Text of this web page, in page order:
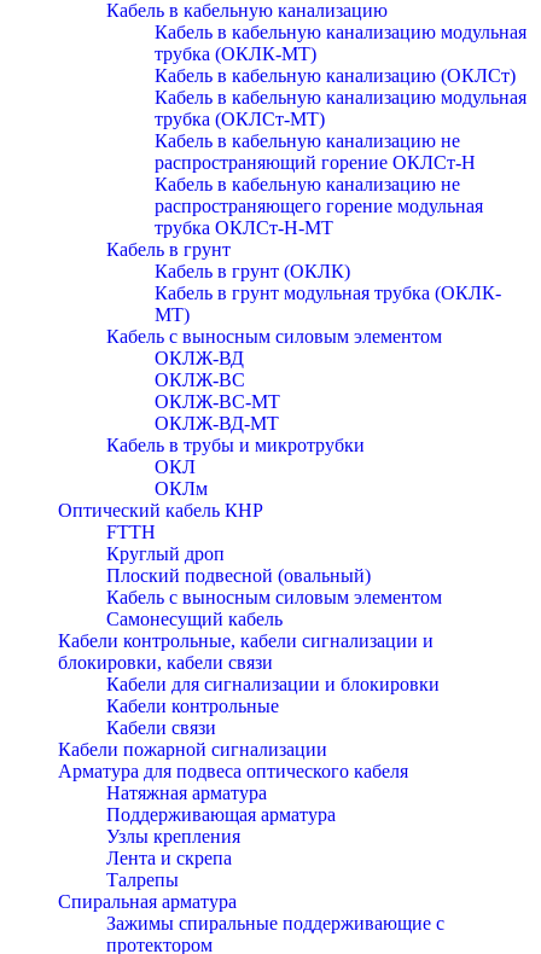
Кабель в кабельную канализацию
Кабель в кабельную канализацию модульная
трубка (ОКЛК-МТ)
Кабель в кабельную канализацию (ОКЛСт)
Кабель в кабельную канализацию модульная
трубка (ОКЛСт-МТ)
Кабель в кабельную канализацию не
распространяющий горение ОКЛСт-Н
Кабель в кабельную канализацию не
распространяющего горение модульная
трубка ОКЛСт-Н-МТ
Кабель в грунт
Кабель в грунт (ОКЛК)
Кабель в грунт модульная трубка (ОКЛК-
МТ)
Кабель с выносным силовым элементом
ОКЛЖ-ВД
ОКЛЖ-ВС
ОКЛЖ-ВС-МТ
ОКЛЖ-ВД-МТ
Кабель в трубы и микротрубки
ОКЛ
ОКЛм
Оптический кабель КНР
FTTH
Круглый дроп
Плоский подвесной (овальный)
Кабель с выносным силовым элементом
Самонесущий кабель
Кабели контрольные, кабели сигнализации и
блокировки, кабели связи
Кабели для сигнализации и блокировки
Кабели контрольные
Кабели связи
Кабели пожарной сигнализации
Арматура для подвеса оптического кабеля
Натяжная арматура
Поддерживающая арматура
Узлы крепления
Лента и скрепа
Талрепы
Спиральная арматура
Зажимы спиральные поддерживающие с
протектором